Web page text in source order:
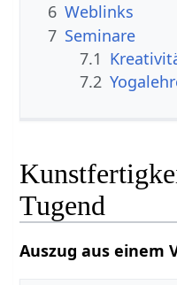
6 Weblinks
7 Seminare
7.1
7.2
Tugend
Auszug aus einem